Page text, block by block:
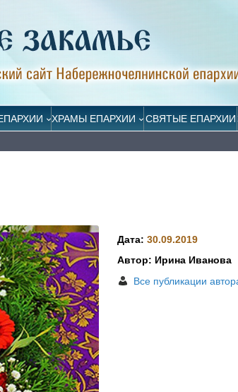
ХРАМЫ ЕПАРХИИ СВЯТЫЕ ЕПАРХИИ
Дата:30.09.2019
Автор: Ирина Иванова
Все публикации